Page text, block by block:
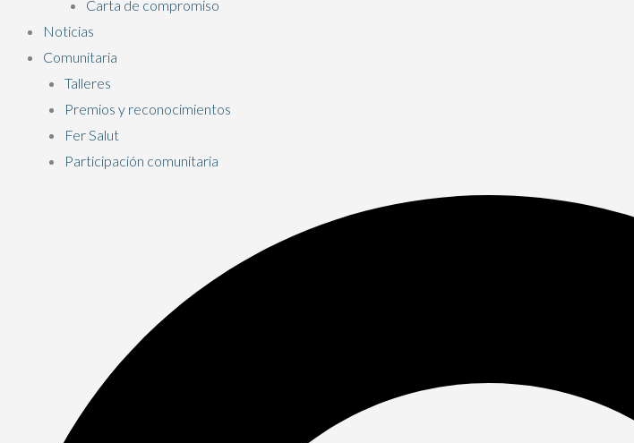
Carta de compromiso
Noticias
Comunitaria
Talleres
Premios y reconocimientos
Fer Salut
Participación comunitaria